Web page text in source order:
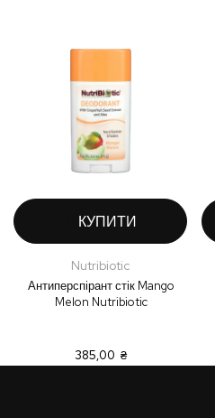
КУПИТИ
Nutribiotic
Антиперспірант стік Mango
Melon Nutribiotic
385,00 ₴